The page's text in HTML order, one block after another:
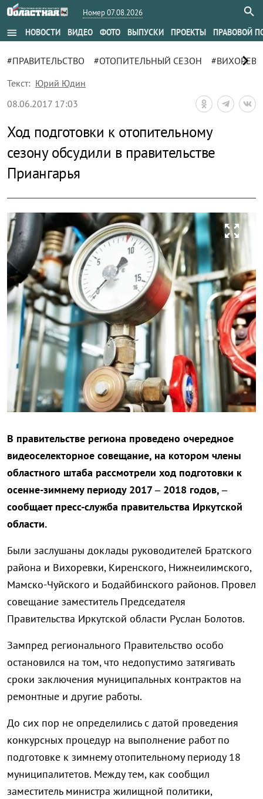
Номер 07.08.2026
menu НОВОСТИ ВИДЕО ФОТО ВЫПУСКИ ПРОЕКТЫ ПРАВОВОЙ
#ПРАВИТЕЛЬСТВО #ОТОПИТЕЛЬНЫЙ СЕЗОН chevron_right
Текст: Юрий Юдин
08.06.2017 17:03
Ход подготовки к отопительному
сезону обсудили в правительстве
Приангарья
zoom_out_map
В правительстве региона проведено очередное
видеоселекторное совещание, на котором члены
областного штаба рассмотрели ход подготовки к
осенне-зимнему периоду 2017 – 2018 годов, –
сообщает пресс-служба правительства Иркутской
области.
Были заслушаны доклады руководителей Братского
района и Вихоревки, Киренского, Нижнеилимского,
Мамско-Чуйского и Бодайбинского районов. Провел
совещание заместитель Председателя
Правительства Иркутской области Руслан Болотов.
Зампред регионального Правительство особо
остановился на том, что недопустимо затягивать
сроки заключения муниципальных контрактов на
ремонтные и другие работы.
До сих пор не определились с датой проведения
конкурсных процедур на выполнение работ по
подготовке к зимнему отопительному периоду 18
муниципалитетов. Между тем, как сообщил
заместитель министра жилищной политики,